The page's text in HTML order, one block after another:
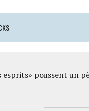
esprits» poussent un